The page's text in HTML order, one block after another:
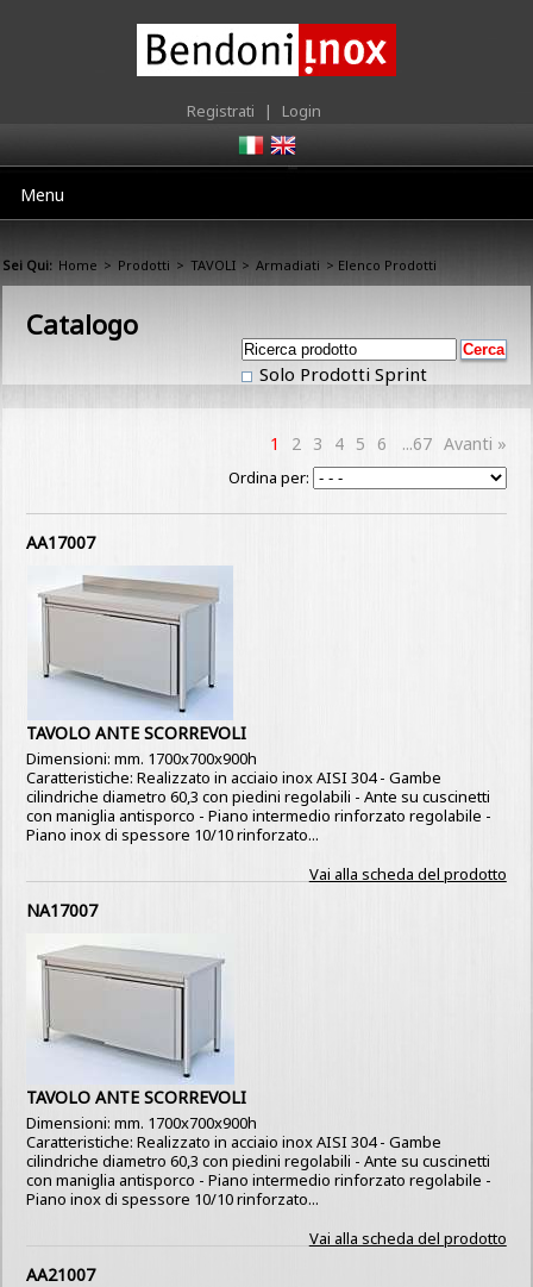
Registrati | Login
Menu
Sei Qui: Home > Prodotti > TAVOLI > Armadiati > Elenco Prodotti
Catalogo
Solo Prodotti Sprint
1 2 3 4 5 6 ...67 Avanti »
Ordina per:
AA17007
TAVOLO ANTE SCORREVOLI
Dimensioni: mm. 1700x700x900h
Caratteristiche: Realizzato in acciaio inox AISI 304 - Gambe
cilindriche diametro 60,3 con piedini regolabili - Ante su cuscinetti
con maniglia antisporco - Piano intermedio rinforzato regolabile -
Piano inox di spessore 10/10 rinforzato...
Vai alla scheda del prodotto
NA17007
TAVOLO ANTE SCORREVOLI
Dimensioni: mm. 1700x700x900h
Caratteristiche: Realizzato in acciaio inox AISI 304 - Gambe
cilindriche diametro 60,3 con piedini regolabili - Ante su cuscinetti
con maniglia antisporco - Piano intermedio rinforzato regolabile -
Piano inox di spessore 10/10 rinforzato...
Vai alla scheda del prodotto
AA21007